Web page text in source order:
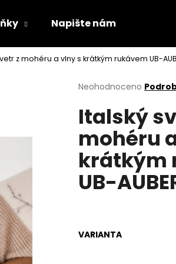
Napište nám
z mohéru a vlny s krátkým rukávem UB-
Průměrné
produktu
5
hvězdiček.
Neohodnoceno
Italský
mohéru
krátkým
UB-
VARIANTA